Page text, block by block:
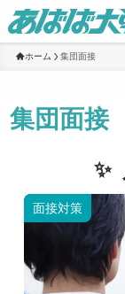
ホーム 集団面接
集団面接
面接対策